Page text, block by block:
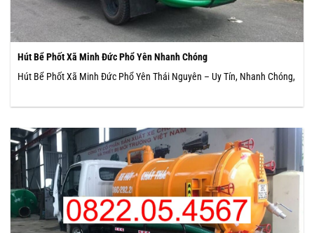
Hút Bể Phốt Xã Minh Đức Phổ Yên Nhanh Chóng
Hút Bể Phốt Xã Minh Đức Phổ Yên Thái Nguyên – Uy Tín, Nhanh Chóng,